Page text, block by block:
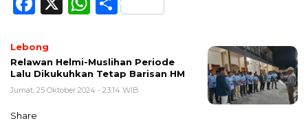
Lebong
Relawan Helmi-Muslihan Periode
Lalu Dikukuhkan Tetap Barisan HM
Jumat, 25 Oktober 2024 - 23:14 WIB
Share